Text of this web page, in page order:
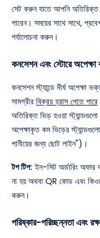
সেট করুন যাতে আপনি অতিরিক্ত
পারেন। সময়ের সাথে সাথে,
পর্যালোচনা করুন।
কনসেশন এবং স্টোরে অপেক্ষা
কনসেশন স্ট্যান্ডে দীর্ঘ অপেক্ষা
সামগ্রীর বিক্রয় হ্রাস পেতে পারে
অতিরিক্ত ভিড় হওয়া স্ট্যান্ডগুলো
অপেক্ষাকৃত কম ভিড়ের
পানীয়ের জন্য ছোট লাইন")।
টপ টিপ: ইন-সিট অর্ডারিং অফার
না হয় অথবা QR কোড এবং
করুন।
পরিষ্কার-পরিচ্ছন্নতা এবং